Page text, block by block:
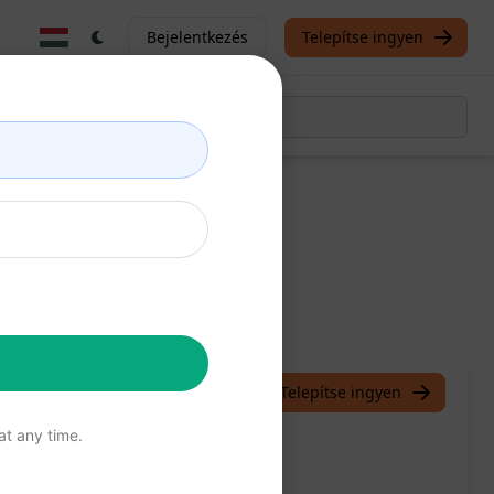
Bejelentkezés Telepítse ingyen
Telepítse ingyen
any time.